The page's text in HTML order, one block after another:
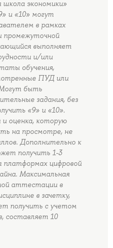
экономики»
и «10» могут
в рамках
промежуточной
выполняет
и/или
обучения,
ПУД или
быть
задания, без
«9» и «10».
оценка, которую
на просмотре, не
Дополнительно к
получить 1-3
платформах цифровой
Максимальная
аттестации в
в зачетку,
получить с учетом
составляет 10